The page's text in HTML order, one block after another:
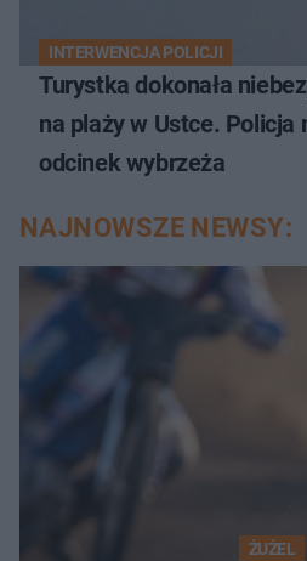
INTERWENCJA POLICJI
Turystka dokonała
na plaży w Ustce. Policja
odcinek wybrzeża
NAJNOWSZE NEWSY:
ŻUŻEL